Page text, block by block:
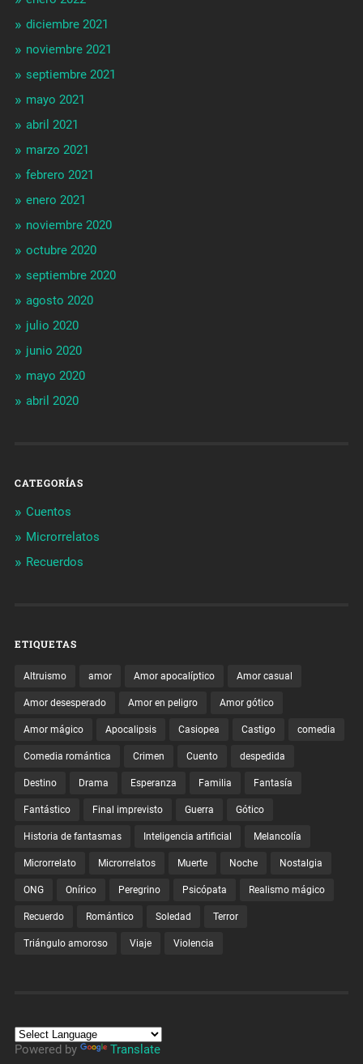
diciembre 2021
noviembre 2021
septiembre 2021
mayo 2021
abril 2021
marzo 2021
febrero 2021
enero 2021
noviembre 2020
octubre 2020
septiembre 2020
agosto 2020
julio 2020
junio 2020
mayo 2020
abril 2020
CATEGORÍAS
Cuentos
Microrrelatos
Recuerdos
ETIQUETAS
Altruismo amor Amor apocalíptico Amor casual
Amor desesperado Amor en peligro Amor gótico
Amor mágico Apocalipsis Casiopea Castigo comedia
Comedia romántica Crimen Cuento despedida
Destino Drama Esperanza Familia Fantasía
Fantástico Final imprevisto Guerra Gótico
Historia de fantasmas Inteligencia artificial Melancolía
Microrrelato Microrrelatos Muerte Noche Nostalgia
ONG Onírico Peregrino Psicópata Realismo mágico
Recuerdo Romántico Soledad Terror
Triángulo amoroso Viaje Violencia
Powered by Translate